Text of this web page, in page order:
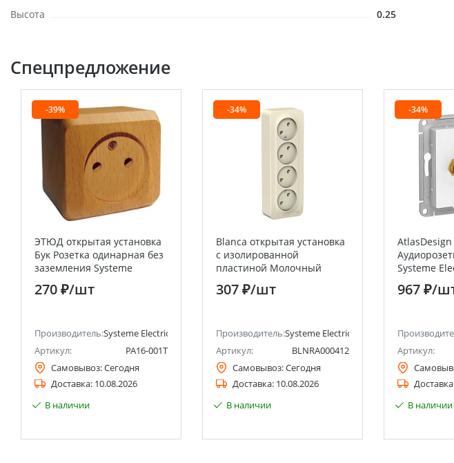
Высота
0.25
Спецпредложение
Schneider Electric)
-39%
ЭТЮД открытая установка
Бук Розетка одинарная без
заземления Systeme
Electric (Schneider Electric)
270 ₽/шт
Производитель:Systeme Electric (ранее Schneider Electric)
Артикул:
PA16-001T
Самовывоз:Сегодня
Доставка: 10.08.2026
В наличии
-34%
Blanca открытая установка
с изолированной
пластиной Молочный
Розетка 4-ая без
заземления 16А Systeme
307 ₽/шт
Производитель:Systeme Electric (ранее Schneider
Артикул:
BLNRA000412
Самовывоз:Сегодня
Доставка: 10.08.2026
В наличии
-34%
Systeme
Electric)
967 ₽/
Артикул:
В наличии